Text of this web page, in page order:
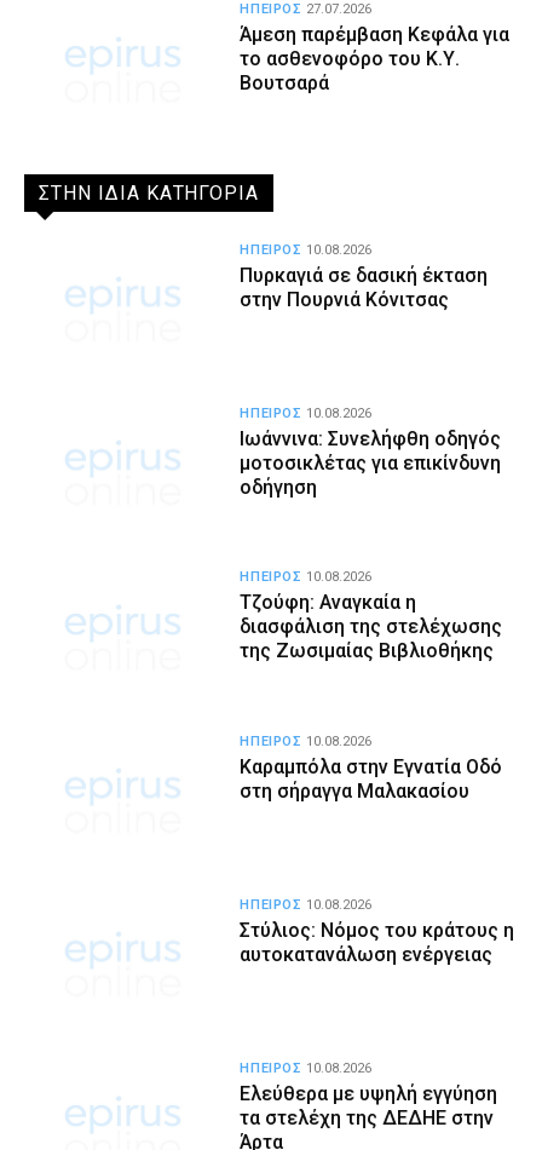
Άμεση παρέμβαση Κεφάλα για
το ασθενοφόρο του Κ.Υ.
Βουτσαρά
ΗΠΕΙΡΟΣ 27.07.2026
ΣΤΗΝ ΙΔΙΑ ΚΑΤΗΓΟΡΙΑ
Πυρκαγιά σε δασική έκταση
στην Πουρνιά Κόνιτσας
ΗΠΕΙΡΟΣ 10.08.2026
Ιωάννινα: Συνελήφθη οδηγός
μοτοσικλέτας για επικίνδυνη
οδήγηση
ΗΠΕΙΡΟΣ 10.08.2026
Τζούφη: Αναγκαία η
διασφάλιση της στελέχωσης
της Ζωσιμαίας Βιβλιοθήκης
ΗΠΕΙΡΟΣ 10.08.2026
Καραμπόλα στην Εγνατία Οδό
στη σήραγγα Μαλακασίου
ΗΠΕΙΡΟΣ 10.08.2026
Στύλιος: Νόμος του κράτους η
αυτοκατανάλωση ενέργειας
ΗΠΕΙΡΟΣ 10.08.2026
Ελεύθερα με υψηλή εγγύηση
τα στελέχη της ΔΕΔΗΕ στην
Άρτα
ΗΠΕΙΡΟΣ 10.08.2026